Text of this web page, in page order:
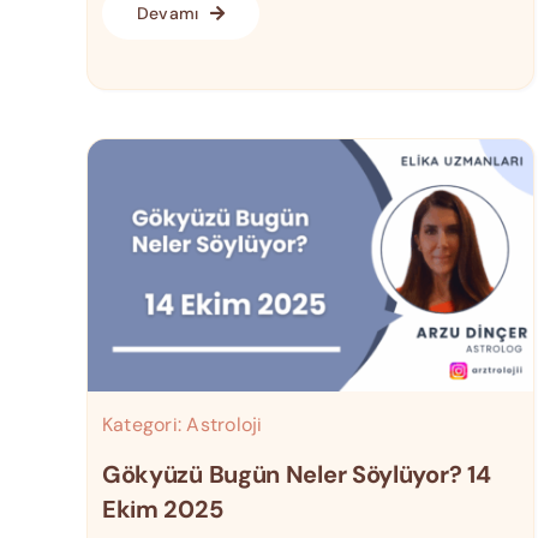
Devamı
Kategori:Astroloji
Gökyüzü Bugün Neler Söylüyor? 14
Ekim 2025